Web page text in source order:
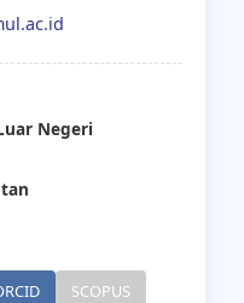
Negeri
SCOPUS